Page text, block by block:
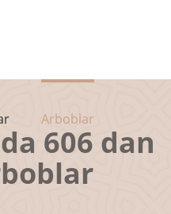
Arboblar
606 dan